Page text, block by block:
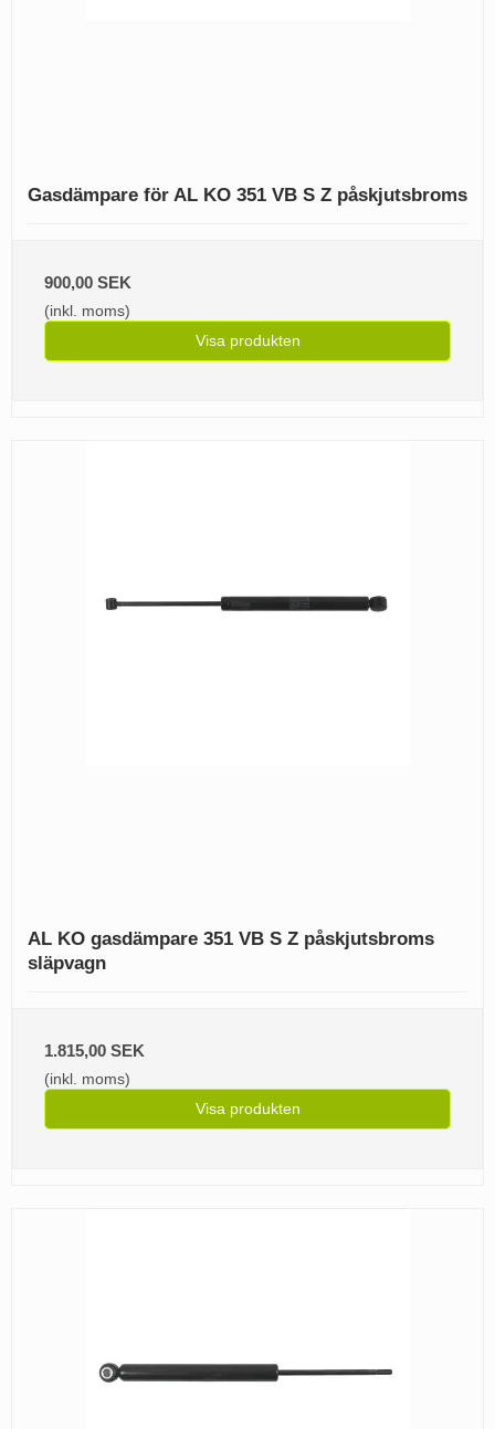
Gasdämpare för AL KO 351 VB S Z påskjutsbroms
900,00 SEK
(inkl. moms)
Visa produkten
AL KO gasdämpare 351 VB S Z påskjutsbroms
släpvagn
1.815,00 SEK
(inkl. moms)
Visa produkten